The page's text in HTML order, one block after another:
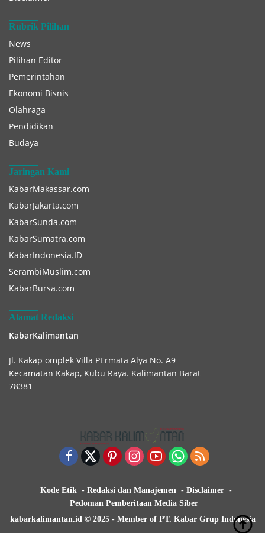
Rubrik Pilihan
News
Pilihan Editor
Pemerintahan
Ekonomi Bisnis
Olahraga
Pendidikan
Budaya
Jaringan Kami
KabarMakassar.com
KabarJakarta.com
KabarSunda.com
KabarSumatra.com
KabarIndonesia.ID
SerambiMuslim.com
KabarBursa.com
Alamat Redaksi
KabarKalimantan
Jl. Kakap omplek Villa PErmata Alya No. A9
Kecamatan Kakap, Kubu Raya. Kalimantan Barat
78381
Kode Etik Redaksi dan Manajemen
Disclaimer
Pedoman Pemberitaan Media Siber
kabarkalimantan.id © 2025 - Member of PT. Kabar Grup Indonesia